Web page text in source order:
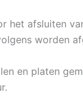
het afsluiten
worden
en platen